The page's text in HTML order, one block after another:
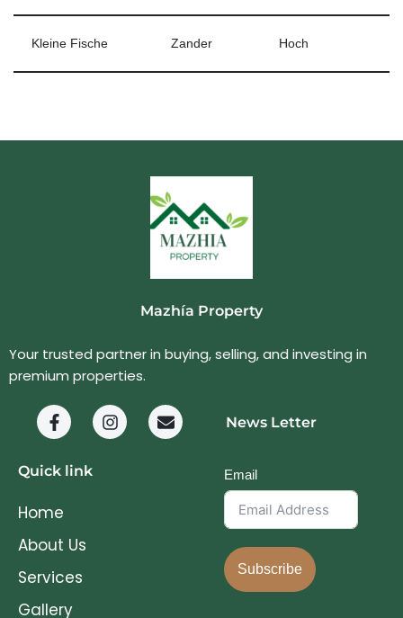
Kleine Fische Zander Hoch
Mazhía Property
Your trusted partner in buying, selling, and investing in
premium properties.
Quick link
Home
About Us
Services
Gallery
News Letter
Email
Subscribe